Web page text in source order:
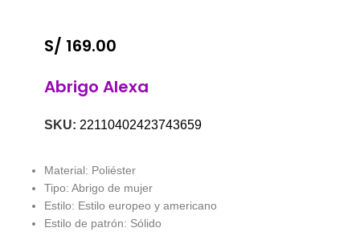
S/ 169.00
Abrigo Alexa
SKU: 22110402423743659
Material: Poliéster
Tipo: Abrigo de mujer
Estilo: Estilo europeo y americano
Estilo de patrón: Sólido